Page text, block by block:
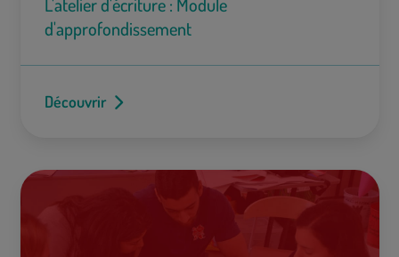
L'atelier d'écriture : Module
d'approfondissement
Découvrir